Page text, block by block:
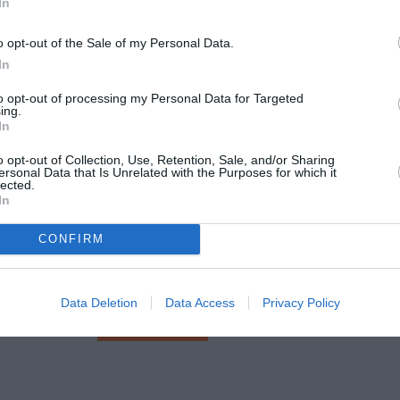
opt-out of the Sale of my Personal Data.
opt-out of processing my Personal Data for Targeted
opt-out of Collection, Use, Retention, Sale, and/or Sharing
Data that Is Unrelated with the Purposes for which it
CONFIRM
Data Deletion Data Access Privacy Policy
Επιστημών Ελλάδος.
υποστήριξη του Υπουργείου Πολιτισμού και
Τοποθεσία: